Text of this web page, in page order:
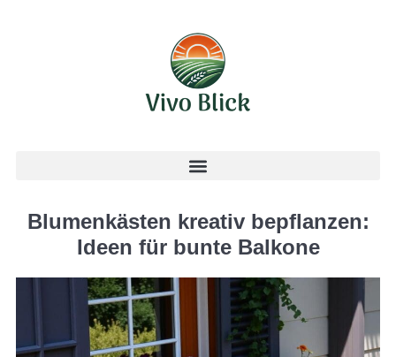
Blumenkästen kreativ bepflanzen:
Ideen für bunte Balkone